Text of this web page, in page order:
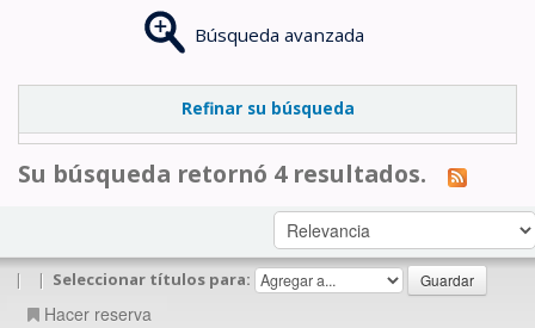
Búsqueda avanzada
Refinar su búsqueda
Su búsqueda retornó 4 resultados.
| | Seleccionar títulos para:
Hacer reserva